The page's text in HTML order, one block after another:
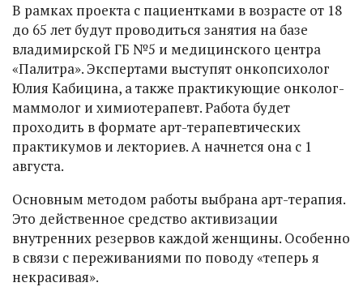
В рамках проекта с пациентками в возрасте от 18
до 65 лет будут проводиться занятия на базе
владимирской ГБ №5 и медицинского центра
«Палитра». Экспертами выступят онкопсихолог
Юлия Кабицина, а также практикующие онколог-
маммолог и химиотерапевт. Работа будет
проходить в формате арт-терапевтических
практикумов и лекториев. А начнется она с 1
августа.
Основным методом работы выбрана арт-терапия.
Это действенное средство активизации
внутренних резервов каждой женщины. Особенно
в связи с переживаниями по поводу «теперь я
некрасивая».